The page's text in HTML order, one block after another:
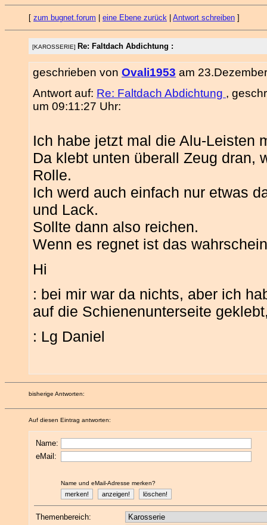
[ zum bugnet.forum eine Ebene zurück Antwort schreiben ]
[KAROSSERIE] Re: Faltdach Abdichtung :
geschrieben von Ovali1953 am
Antwort auf: Re: Faltdach Abdichtung ,
um 09:11:27 Uhr:
Ich habe jetzt mal die Alu-Leisten
Da klebt unten überall Zeug dran,
Rolle.
Ich werd auch einfach nur etwas
und Lack.
Sollte dann also reichen.
Wenn es regnet ist das
Hi
: bei mir war da nichts, aber ich
auf die Schienenunterseite
: Lg Daniel
bisherige Antworten:
Auf diesen Eintrag antworten:
Name:
eMail:
Name und eMail-Adresse merken?
Themenbereich: